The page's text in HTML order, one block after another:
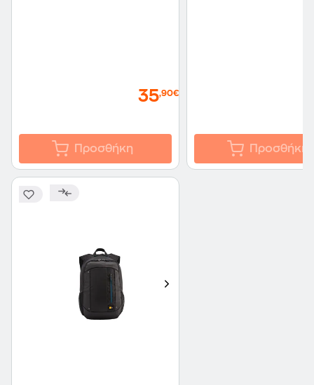
35,90€
Προσθήκη Προσθήκη